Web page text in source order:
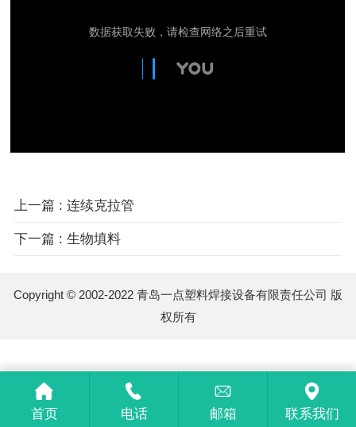
上一篇 : 连续克拉管
下一篇 : 生物填料
Copyright © 2002-2022 青岛一点塑料焊接设备有限责任公司 版
权所有
首页 电话 邮箱 联系我们